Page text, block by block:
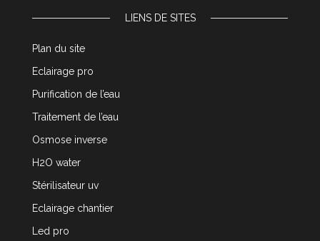
LIENS DE SITES
Plan du site
Eclairage pro
Purification de l’eau
Traitement de l’eau
Osmose inverse
H2O water
Stérilisateur uv
Eclairage chantier
Led pro